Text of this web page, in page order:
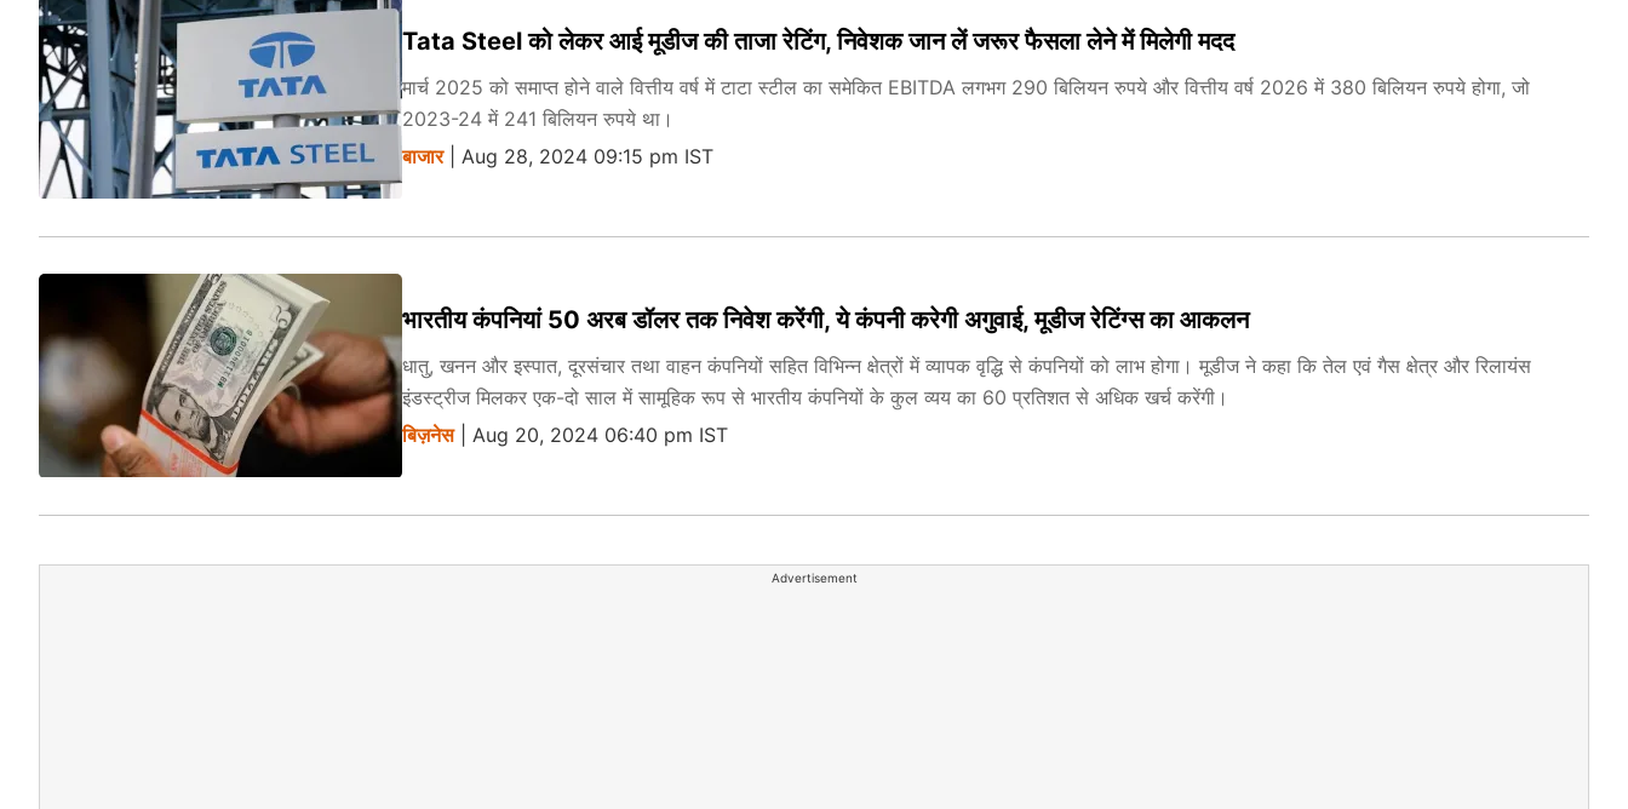
Tata Steel को लेकर आई मूडीज की ताजा रेटिंग, निवेशक जान लें जरूर फैसला लेने में मिलेगी मदद
मार्च 2025 को समाप्त होने वाले वित्तीय वर्ष में टाटा स्टील का समेकित EBITDA लगभग 290 बिलियन रुपये और वित्तीय वर्ष 2026 में 380 बिलियन रुपये होगा, जो
2023-24 में 241 बिलियन रुपये था।
बाजार| Aug 28, 2024 09:15 pm IST
भारतीय कंपनियां 50 अरब डॉलर तक निवेश करेंगी, ये कंपनी करेगी अगुवाई, मूडीज रेटिंग्स का आकलन
धातु, खनन और इस्पात, दूरसंचार तथा वाहन कंपनियों सहित विभिन्न क्षेत्रों में व्यापक वृद्धि से कंपनियों को लाभ होगा। मूडीज ने कहा कि तेल एवं गैस क्षेत्र और रिलायंस
इंडस्ट्रीज मिलकर एक-दो साल में सामूहिक रूप से भारतीय कंपनियों के कुल व्यय का 60 प्रतिशत से अधिक खर्च करेंगी।
बिज़नेस| Aug 20, 2024 06:40 pm IST
Advertisement